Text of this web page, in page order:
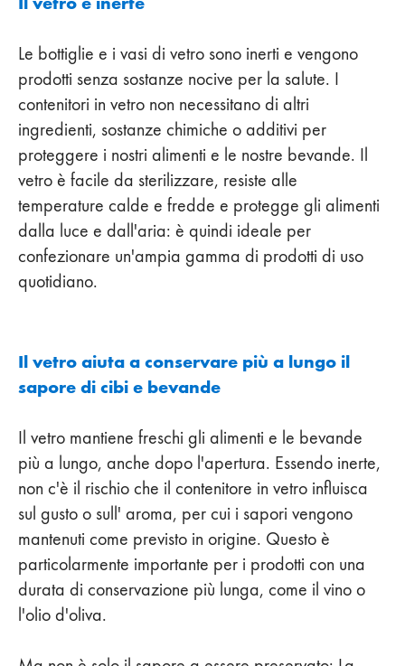
Le bottiglie e i vasi di vetro sono inerti e vengono
prodotti senza sostanze nocive per la salute. I
contenitori in vetro non necessitano di altri
ingredienti, sostanze chimiche o additivi per
proteggere i nostri alimenti e le nostre bevande. Il
vetro è facile da sterilizzare, resiste alle
temperature calde e fredde e protegge gli alimenti
dalla luce e dall'aria: è quindi ideale per
confezionare un'ampia gamma di prodotti di uso
quotidiano.
Il vetro aiuta a conservare più a lungo il
sapore di cibi e bevande
Il vetro mantiene freschi gli alimenti e le bevande
più a lungo, anche dopo l'apertura. Essendo inerte,
non c'è il rischio che il contenitore in vetro influisca
sul gusto o sull' aroma, per cui i sapori vengono
mantenuti come previsto in origine. Questo è
particolarmente importante per i prodotti con una
durata di conservazione più lunga, come il vino o
l'olio d'oliva.